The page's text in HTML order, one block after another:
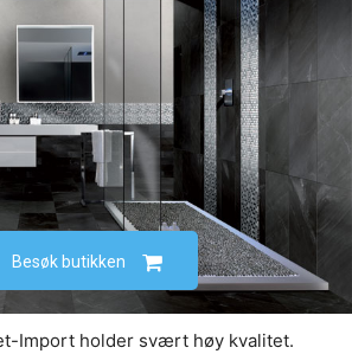
Besøk butikken
Import holder svært høy kvalitet.